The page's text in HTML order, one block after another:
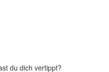
du dich vertippt?